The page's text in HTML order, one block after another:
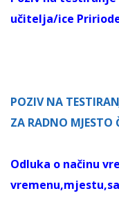
učitelja/ice
POZIV NA
ZA RADNO MJESTO
Odluka o načinu